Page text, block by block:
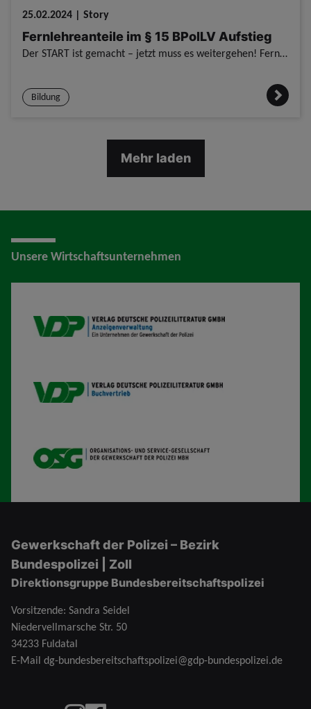
25.02.2024 | Story
Fernlehreanteile im § 15 BPolLV Aufstieg
Der START ist gemacht – jetzt muss es weitergehen! Fernlehreanteile im § 15 BPolLV Aufstieg / Fuldatal. / Die aktuellen Verfahrensweisen zum Aufstieg gem. § 15 BPolLV für das Jahr 2025 sind an die Ab
Bildung
Mehr laden
Unsere Wirtschaftsunternehmen
VDP AV
VDP B
OSG
Gewerkschaft der Polizei – Bezirk
Bundespolizei | Zoll
Direktionsgruppe Bundesbereitschaftspolizei
Vorsitzende: Sandra Seidel
Niedervellmarsche Str. 50
34233 Fuldatal
E-Mail dg-bundesbereitschaftspolizei@gdp-bundespolizei.de